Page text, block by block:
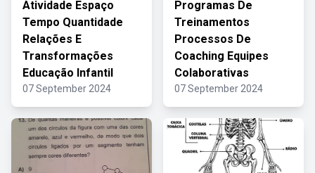
Atividade Espaço
Tempo Quantidade
Relações E
Transformações
Educação Infantil
07 September 2024
Programas De
Treinamentos
Processos De
Coaching Equipes
Colaborativas
07 September 2024